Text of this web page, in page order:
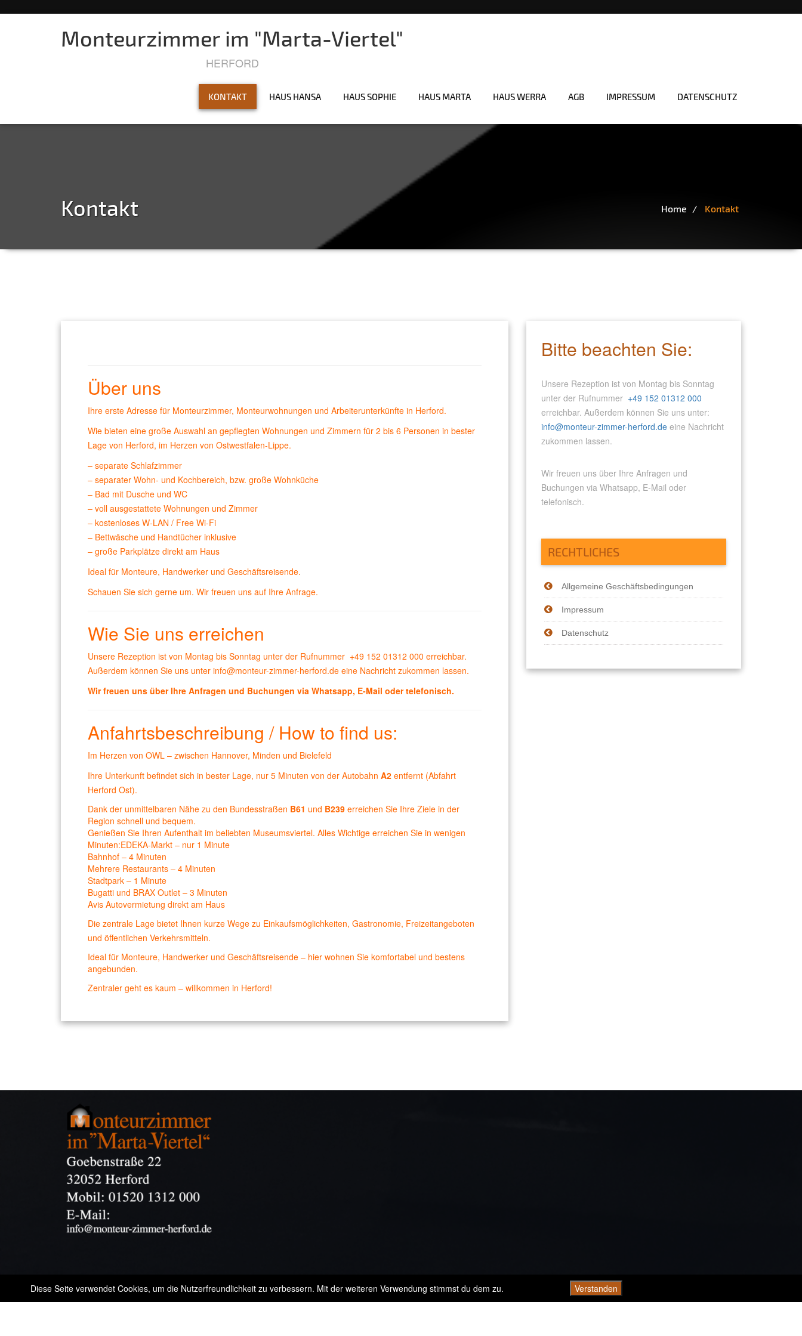
Monteurzimmer im "Marta-Viertel"
HERFORD
KONTAKT HAUS HANSA HAUS SOPHIE HAUS MARTA HAUS WERRA AGB IMPRESSUM DATENSCHUTZ
Kontakt Home Kontakt
Über uns
Ihre erste Adresse für Monteurzimmer, Monteurwohnungen und Arbeiterunterkünfte in Herford.
Wie bieten eine große Auswahl an gepflegten Wohnungen und Zimmern für 2 bis 6 Personen in bester
Lage von Herford, im Herzen von Ostwestfalen-Lippe.
– separate Schlafzimmer
– separater Wohn- und Kochbereich, bzw. große Wohnküche
– Bad mit Dusche und WC
– voll ausgestattete Wohnungen und Zimmer
– kostenloses W-LAN / Free Wi-Fi
– Bettwäsche und Handtücher inklusive
– große Parkplätze direkt am Haus
Ideal für Monteure, Handwerker und Geschäftsreisende.
Schauen Sie sich gerne um. Wir freuen uns auf Ihre Anfrage.
Wie Sie uns erreichen
Unsere Rezeption ist von Montag bis Sonntag unter der Rufnummer +49 152 01312 000 erreichbar.
Außerdem können Sie uns unter info@monteur-zimmer-herford.de eine Nachricht zukommen lassen.
Wir freuen uns über Ihre Anfragen und Buchungen via Whatsapp, E-Mail oder telefonisch.
Anfahrtsbeschreibung / How to find us:
Im Herzen von OWL – zwischen Hannover, Minden und Bielefeld
Ihre Unterkunft befindet sich in bester Lage, nur 5 Minuten von der Autobahn A2 entfernt (Abfahrt
Herford Ost).
Dank der unmittelbaren Nähe zu den Bundesstraßen B61 und B239 erreichen Sie Ihre Ziele in der
Region schnell und bequem.
Genießen Sie Ihren Aufenthalt im beliebten Museumsviertel. Alles Wichtige erreichen Sie in wenigen
Minuten:EDEKA-Markt – nur 1 Minute
Bahnhof – 4 Minuten
Mehrere Restaurants – 4 Minuten
Stadtpark – 1 Minute
Bugatti und BRAX Outlet – 3 Minuten
Avis Autovermietung direkt am Haus
Die zentrale Lage bietet Ihnen kurze Wege zu Einkaufsmöglichkeiten, Gastronomie, Freizeitangeboten
und öffentlichen Verkehrsmitteln.
Ideal für Monteure, Handwerker und Geschäftsreisende – hier wohnen Sie komfortabel und bestens
angebunden.
Zentraler geht es kaum – willkommen in Herford!
Bitte beachten Sie:
Unsere Rezeption ist von Montag bis Sonntag
unter der Rufnummer +49 152 01312 000
erreichbar. Außerdem können Sie uns unter:
info@monteur-zimmer-herford.de eine Nachricht
zukommen lassen.
Wir freuen uns über Ihre Anfragen und
Buchungen via Whatsapp, E-Mail oder
telefonisch.
RECHTLICHES
Allgemeine Geschäftsbedingungen
Impressum
Datenschutz
Diese Seite verwendet Cookies, um die Nutzerfreundlichkeit zu verbessern. Mit der weiteren Verwendung stimmst du dem zu. Verstanden